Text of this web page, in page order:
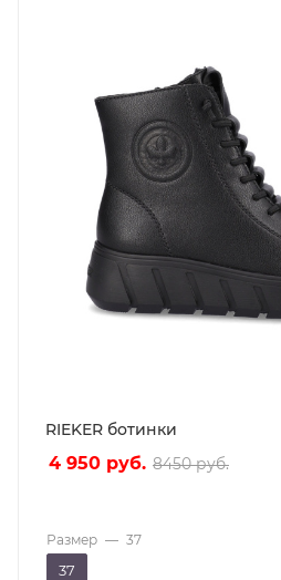
RIEKER ботинки
4 950 руб. 8450руб.
Размер — 37
37